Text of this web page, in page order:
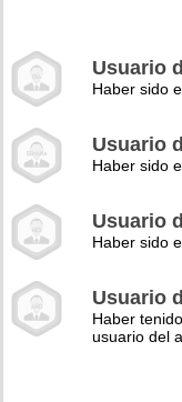
Usuario
Haber sido
Usuario
Haber sido
Usuario
Haber sido
Usuario
Haber
usuario del